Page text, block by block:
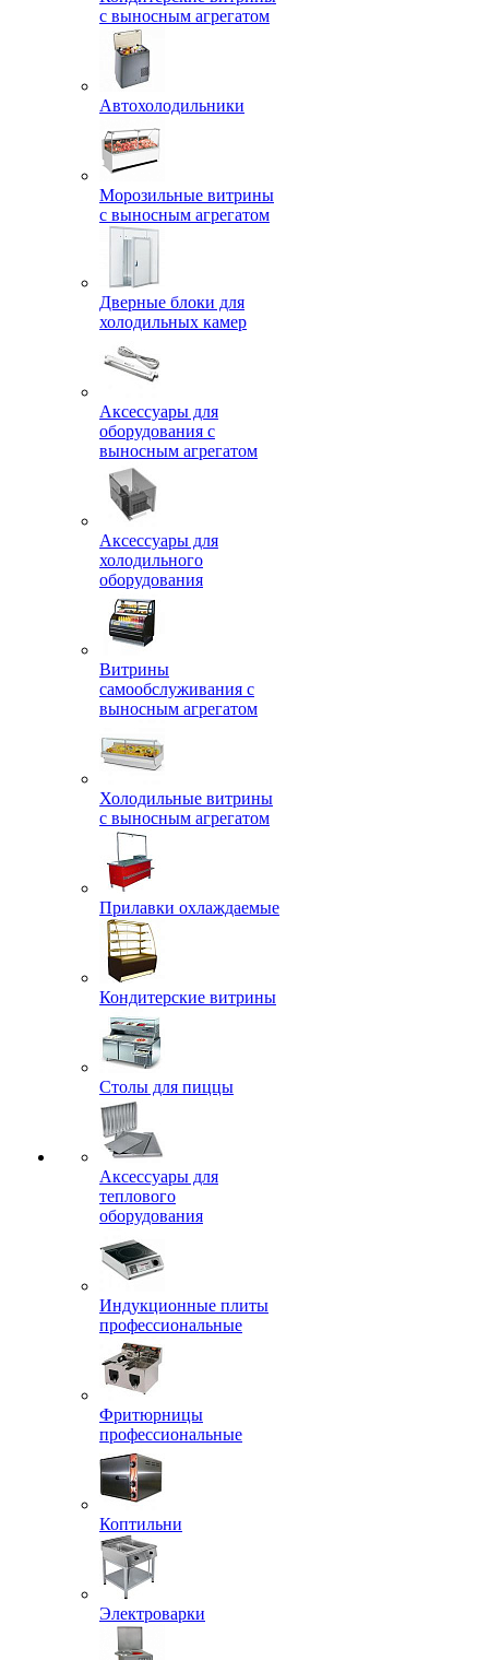
с выносным агрегатом
Автохолодильники
Морозильные витрины
с выносным агрегатом
Дверные блоки для
холодильных камер
Аксессуары для
оборудования с
выносным агрегатом
Аксессуары для
холодильного
оборудования
Витрины
самообслуживания с
выносным агрегатом
Холодильные витрины
с выносным агрегатом
Прилавки охлаждаемые
Кондитерские витрины
Столы для пиццы
Аксессуары для
теплового
оборудования
Индукционные плиты
профессиональные
Фритюрницы
профессиональные
Коптильни
Электроварки